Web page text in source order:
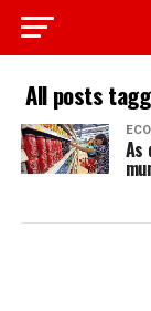
All posts
As